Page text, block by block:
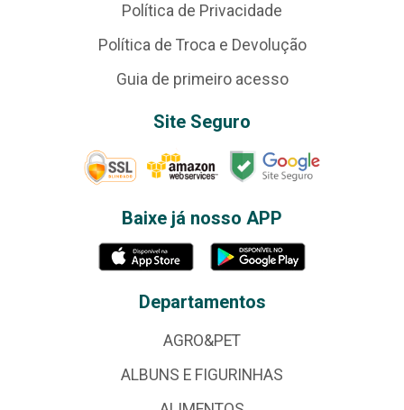
Política de Privacidade
Política de Troca e Devolução
Guia de primeiro acesso
Site Seguro
Baixe já nosso APP
Departamentos
AGRO&PET
ALBUNS E FIGURINHAS